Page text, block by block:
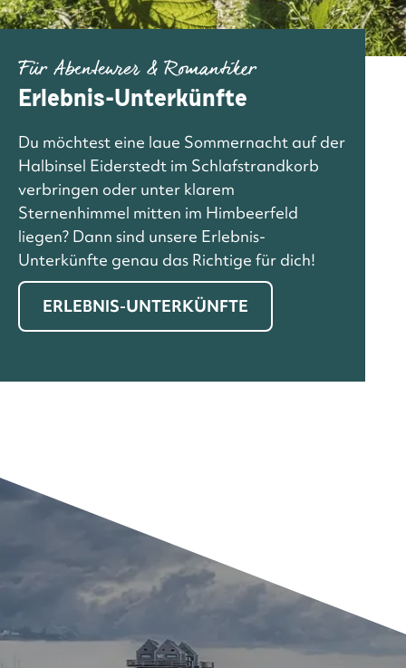
Für Abenteurer & Romantiker
Erlebnis-Unterkünfte
Du möchtest eine laue Sommernacht auf der
Halbinsel Eiderstedt im Schlafstrandkorb
verbringen oder unter klarem
Sternenhimmel mitten im Himbeerfeld
liegen? Dann sind unsere Erlebnis-
Unterkünfte genau das Richtige für dich!
ERLEBNIS-UNTERKÜNFTE